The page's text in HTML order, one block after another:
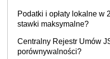
Podatki i opłaty lokalne w
stawki maksymalne?
Centralny Rejestr Umów
porównywalności?